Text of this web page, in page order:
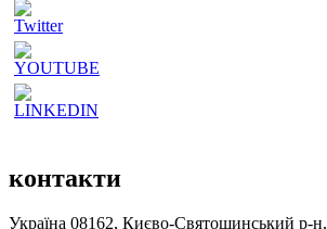
контакти
Україна 08162, Києво-Святошинський р-н,